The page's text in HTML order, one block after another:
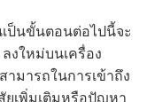
ป็นขั้นตอนต่อไปนี้จะ
งใหม่บนเครื่อง
มารถในการเข้าถึง
ยเพิ่มเติมหรือปัญหา